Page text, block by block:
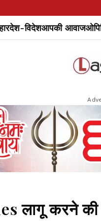
देश-विदेशआपकी आवाज
करने की